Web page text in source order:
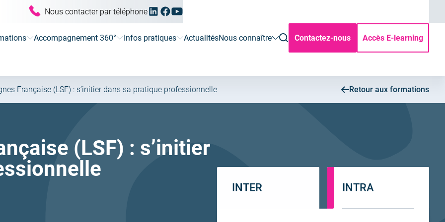
Nous contacter par téléphone
Linkedin
(ouvrir
vers
nouvel
Facebook
(ouvrir
vers
nouvel
Youtube
un
nouvel
Accompagnement 360° Infos pratiques ActualitésNous connaître
ouvrirContactez-nous Accès E-learning
Française (LSF) : s’initier dans sa pratique professionnelle Retour aux formations
(LSF) : s’initier
INTER INTRA